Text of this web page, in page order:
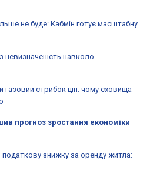
не буде: Кабмін готує масштабну
навколо
газовий стрибок цін: чому сховища
прогноз зростання економіки
знижку за оренду житла: